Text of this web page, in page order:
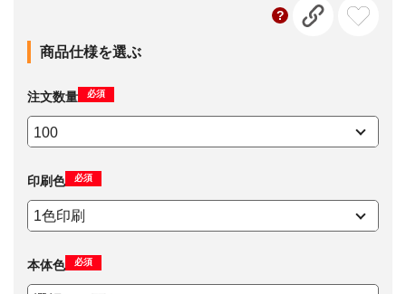
商品仕様を選ぶ
注文数量 必須
印刷色 必須
本体色 必須